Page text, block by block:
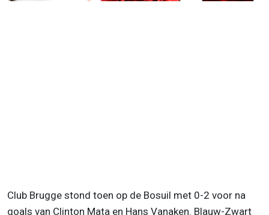
Club Brugge stond toen op de Bosuil met 0-2 voor na
goals van Clinton Mata en Hans Vanaken. Blauw-Zwart